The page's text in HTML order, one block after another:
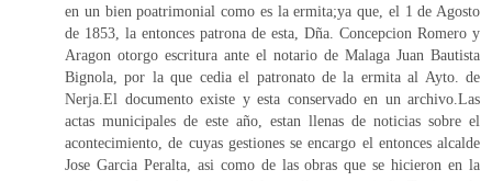
en un bien poatrimonial como es la ermita;ya que, el 1 de Agosto
de 1853, la entonces patrona de esta, Dña. Concepcion Romero y
Aragon otorgo escritura ante el notario de Malaga Juan Bautista
Bignola, por la que cedia el patronato de la ermita al Ayto. de
Nerja.El documento existe y esta conservado en un archivo.Las
actas municipales de este año, estan llenas de noticias sobre el
acontecimiento, de cuyas gestiones se encargo el entonces alcalde
Jose Garcia Peralta, asi como de las obras que se hicieron en la